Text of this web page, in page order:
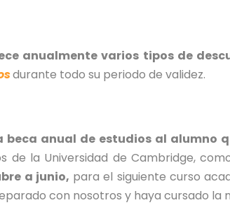
anualmente varios tipos de
durante todo su periodo de validez.
beca anual de estudios al alumno
de la Universidad de Cambridge,
a junio, para el siguiente curso
con nosotros y haya cursado